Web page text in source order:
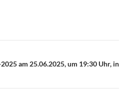
am 25.06.2025, um 19:30 Uhr, in